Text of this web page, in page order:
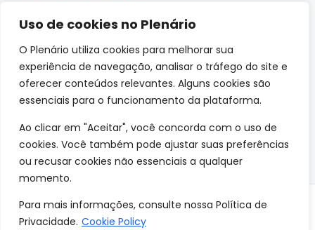
Uso de cookies no Plenário
O Plenário utiliza cookies para melhorar sua
experiência de navegação, analisar o tráfego do site e
oferecer conteúdos relevantes. Alguns cookies são
essenciais para o funcionamento da plataforma.
Ao clicar em "Aceitar", você concorda com o uso de
cookies. Você também pode ajustar suas preferências
ou recusar cookies não essenciais a qualquer
momento.
Para mais informações, consulte nossa Política de
Privacidade. Cookie Policy
Enviar pauta
Fale conosco
Av. Lauro Sodré, 1259. Olaria – Porto Velho (RO)
CEP: 76801-289
© 2026 O Plenário. Todos os direitos reservados.
Site desenvolvido por: